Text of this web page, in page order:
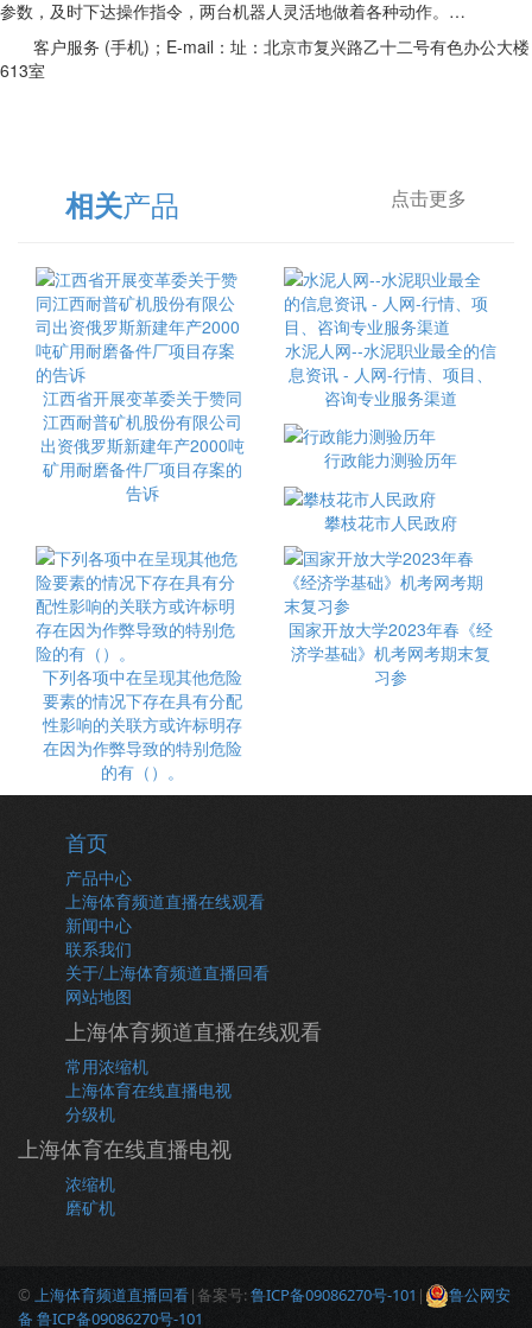
参数，及时下达操作指令，两台机器人灵活地做着各种动作。…
客户服务 (手机)；E-mail：址：北京市复兴路乙十二号有色办公大楼
613室
相关产品 点击更多
江西省开展变革委关于赞同
江西耐普矿机股份有限公司
出资俄罗斯新建年产2000吨
矿用耐磨备件厂项目存案的
告诉
水泥人网--水泥职业最全的信
息资讯 - 人网-行情、项目、
咨询专业服务渠道
行政能力测验历年
攀枝花市人民政府
下列各项中在呈现其他危险
要素的情况下存在具有分配
性影响的关联方或许标明存
在因为作弊导致的特别危险
的有（）。
国家开放大学2023年春《经
济学基础》机考网考期末复
习参
首页
产品中心
上海体育频道直播在线观看
新闻中心
联系我们
关于/上海体育频道直播回看
网站地图
上海体育频道直播在线观看
常用浓缩机
上海体育在线直播电视
分级机
上海体育在线直播电视
浓缩机
磨矿机
© 上海体育频道直播回看|备案号:鲁ICP备09086270号-101 |
鲁公网安
备 鲁ICP备09086270号-101